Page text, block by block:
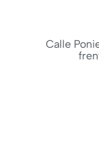
Calle